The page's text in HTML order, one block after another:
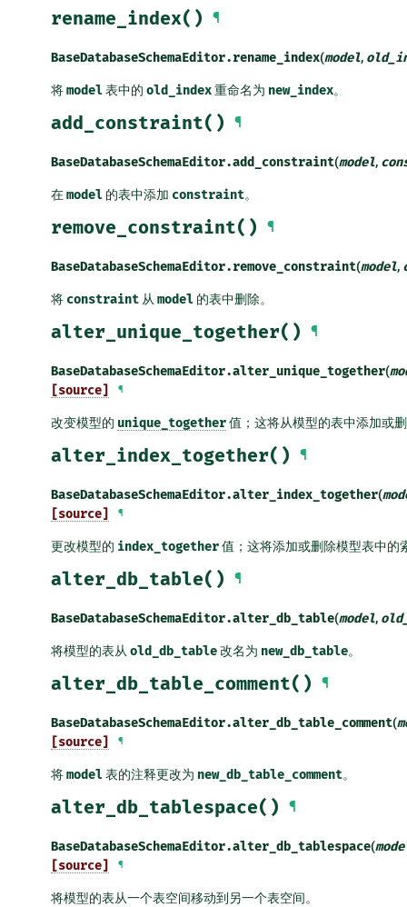
rename_index() ¶
BaseDatabaseSchemaEditor.rename_index(model,
将model表中的 old_index重命名为 new_index。
add_constraint() ¶
BaseDatabaseSchemaEditor.add_constraint(model,
在model 的表中添加 constraint。
remove_constraint() ¶
BaseDatabaseSchemaEditor.remove_constraint(model,
将 constraint 从 model 的表中删除。
alter_unique_together() ¶
BaseDatabaseSchemaEditor.alter_unique_together(
[source]
¶
改变模型的 unique_together值；这将从模型的表中添加或
alter_index_together() ¶
BaseDatabaseSchemaEditor.alter_index_together(
[source]
¶
更改模型的 index_together值；这将添加或删除模型表中的
alter_db_table() ¶
BaseDatabaseSchemaEditor.alter_db_table(model,
将模型的表从 old_db_table改名为 new_db_table。
alter_db_table_comment() ¶
BaseDatabaseSchemaEditor.alter_db_table_comment(
[source]
¶
将model表的注释更改为 new_db_table_comment。
alter_db_tablespace() ¶
BaseDatabaseSchemaEditor.alter_db_tablespace(
[source]
¶
将模型的表从一个表空间移动到另一个表空间。